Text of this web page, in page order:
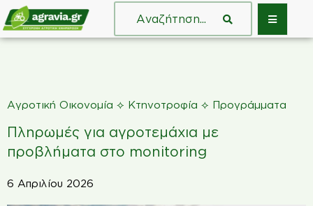
Αγροτική Οικονομία ⟡ Κτηνοτροφία ⟡ Προγράμματα
Πληρωμές για αγροτεμάχια με
προβλήματα στο monitoring
6 Απριλίου 2026